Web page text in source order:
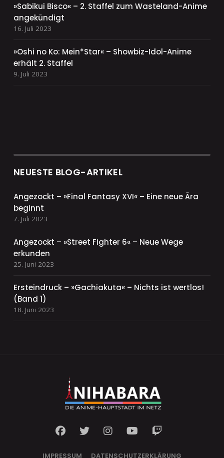
»Sabikui Bisco« – 2. Staffel zum Wasteland-Anime
angekündigt
16. Juli 2023
»Oshi no Ko: Mein*Star« – Showbiz-Idol-Anime
erhält 2. Staffel
9. Juli 2023
NEUESTE BLOG-ARTIKEL
Angezockt – »Final Fantasy XVI« – Eine neue Ära
beginnt
7. Juli 2023
Angezockt – »Street Fighter 6« – Neue Wege
erkunden
25. Juni 2023
Ersteindruck – »Gachiakuta« – Nichts ist wertlos!
(Band 1)
18. Juni 2023
IMPRESSUM DATENSCHUTZERKLÄRUNG